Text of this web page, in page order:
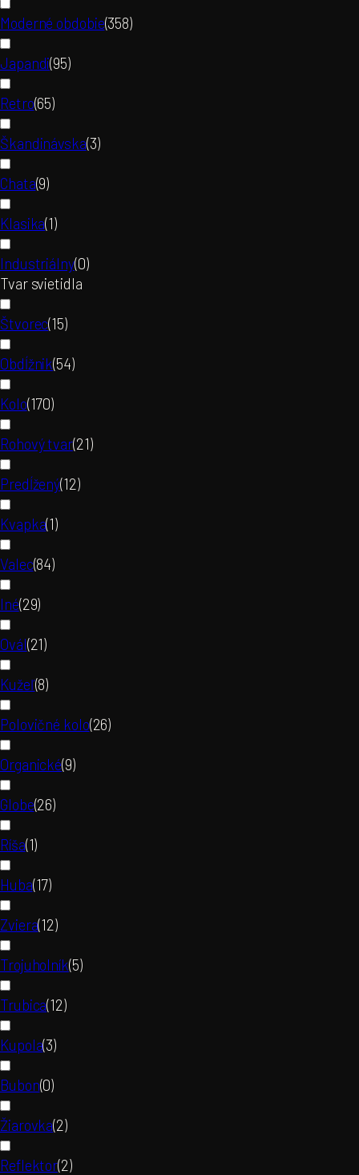
Moderné obdobie(358)
Japandi(95)
Retro(65)
Škandinávska(3)
Chata(9)
Klasika(1)
Industriálny(0)
Tvar svietidla
Štvorec(15)
Obdĺžnik(54)
Kolo(170)
Rohový tvar(21)
Predĺžený(12)
Kvapka(1)
Valec(84)
Iné(29)
Ovál(21)
Kužeľ(8)
Polovičné kolo(26)
Organické(9)
Globe(26)
Ríša(1)
Huba(17)
Zviera(12)
Trojuholník(5)
Trubica(12)
Kupola(3)
Bubon(0)
Žiarovka(2)
Reflektor(2)